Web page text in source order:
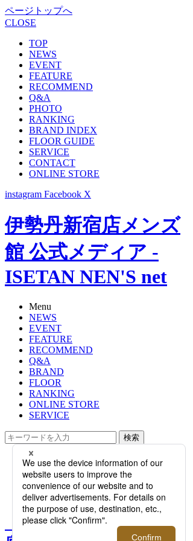
ページトップへ
CLOSE
TOP
NEWS
EVENT
FEATURE
RECOMMEND
Q&A
PHOTO
RANKING
BRAND INDEX
FLOOR GUIDE
SERVICE
CONTACT
ONLINE STORE
instagram Facebook X
伊勢丹新宿店メンズ
館 公式メディア -
ISETAN NEN'S net
Menu
NEWS
EVENT
FEATURE
RECOMMEND
Q&A
BRAND
FLOOR
RANKING
ONLINE STORE
SERVICE
検索
TOP
PHOTO
【完全保存版！ブランド徹底ガイ
ド】vol.3｜ジェイエムウエストン
【完全保存版！ブランド徹